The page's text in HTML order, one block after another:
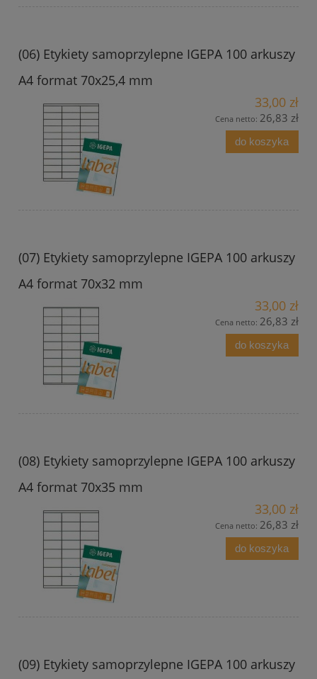
(06) Etykiety samoprzylepne IGEPA 100 arkuszy
A4 format 70x25,4 mm
33,00 zł
Cena netto: 26,83 zł
do koszyka
(07) Etykiety samoprzylepne IGEPA 100 arkuszy
A4 format 70x32 mm
33,00 zł
Cena netto: 26,83 zł
do koszyka
(08) Etykiety samoprzylepne IGEPA 100 arkuszy
A4 format 70x35 mm
33,00 zł
Cena netto: 26,83 zł
do koszyka
(09) Etykiety samoprzylepne IGEPA 100 arkuszy